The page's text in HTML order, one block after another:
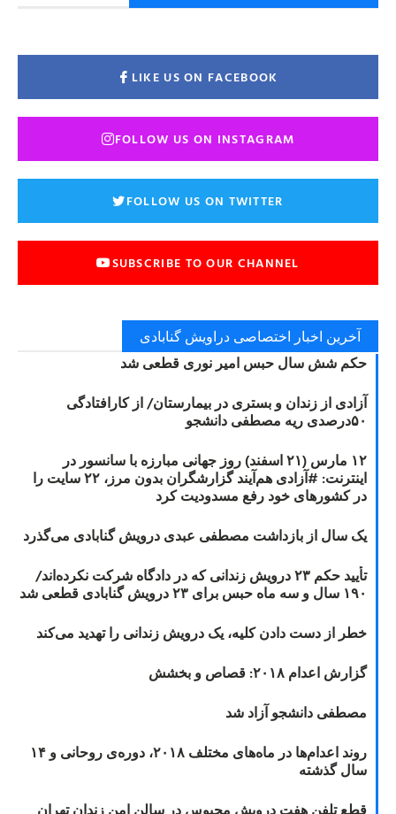
LIKE US ON FACEBOOK
FOLLOW US ON INSTAGRAM
FOLLOW US ON TWITTER
SUBSCRIBE TO OUR CHANNEL
آخرین اخبار اختصاصی دراویش گنابادی
حکم شش سال حبس امیر نوری قطعی شد
آزادی از زندان و بستری در بیمارستان/ از کارافتادگی
۵۰درصدی ریه مصطفی دانشجو
۱۲ مارس (۲۱ اسفند) روز جهانی مبارزه با سانسور در
اینترنت: #آزادی هم‌آیند گزارشگران‌ بدون مرز، ۲۲ سایت را
در کشورهای خود رفع مسدودیت کرد
یک سال از بازداشت مصطفی عبدی درویش گنابادی می‌گذرد
تأیید حکم ۲۳ درویش زندانی که در دادگاه شرکت نکرده‌اند/
۱۹۰ سال و سه ماه حبس برای ۲۳ درویش گنابادی قطعی شد
خطر از دست دادن کلیه، یک درویش زندانی را تهدید می‌کند
گزارش اعدام ۲۰۱۸: قصاص و بخشش
مصطفی دانشجو آزاد شد
روند اعدام‌ها در ماه‌های مختلف ۲۰۱۸، دوره‌ی روحانی و ۱۴
سال گذشته